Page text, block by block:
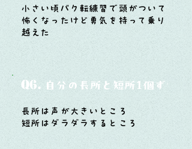
小さい頃バク転練習で頭がついて
怖くなったけど勇気を持って乗り
越えた
Q6. 自分の長所と短所1個ずつ
長所は声が大きいところ
短所はダラダラするところ